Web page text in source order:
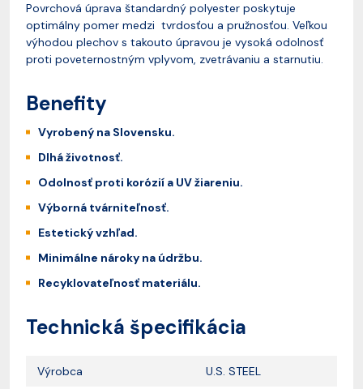
Povrchová úprava štandardný polyester poskytuje
optimálny pomer medzi tvrdosťou a pružnosťou. Veľkou
výhodou plechov s takouto úpravou je vysoká odolnosť
proti poveternostným vplyvom, zvetrávaniu a starnutiu.
Benefity
Vyrobený na Slovensku.
Dlhá životnosť.
Odolnosť proti korózií a UV žiareniu.
Výborná tvárniteľnosť.
Estetický vzhľad.
Minimálne nároky na údržbu.
Recyklovateľnosť materiálu.
Technická špecifikácia
Výrobca U.S. STEEL